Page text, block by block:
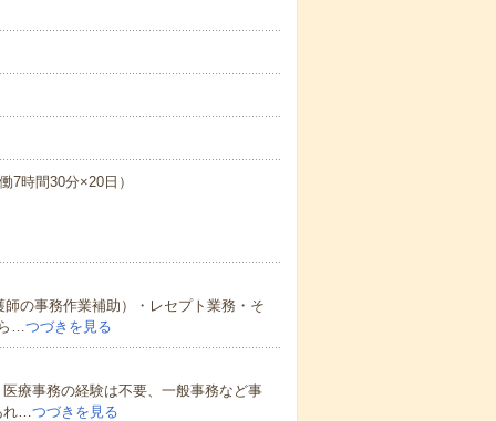
時間30分×20日）
の事務作業補助）・レセプト業務・そ
…つづきを見る
療事務の経験は不要、一般事務など事
れ…つづきを見る